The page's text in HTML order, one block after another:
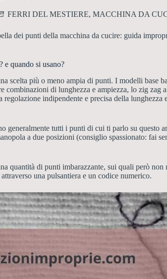
FERRI DEL MESTIERE, MACCHINA DA
dei punti della macchina da cucire: guida
e quando si usano?
scelta più o meno ampia di punti. I modelli base
combinazioni di lunghezza e ampiezza, lo zig zag
indipendente e precisa della lunghezza
generalmente tutti i punti di cui ti parlo su questo
a due posizioni (consiglio spassionato: fai
quantità di punti imbarazzante, sui quali però non
una pulsantiera e un codice numerico.